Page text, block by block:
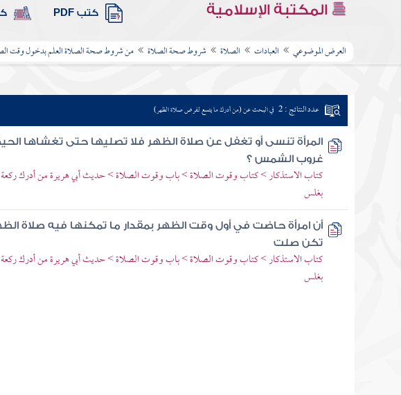
المكتبة الإسلامية كتب PDF
العرض الموضوعي العبادات الصلاة شروط صحة الصلاة من شروط صحة الصلاة العلم بدخول وقت
عدد النتائج : 2 في البحث عن (من أدرك ما يتسع لفرض صلاة الظهر)
المرأة تنسى أو تغفل عن صلاة الظهر فلا تصليها حتى تغشاها
غروب الشمس ؟
كتاب الاستذكار > كتاب وقوت الصلاة > باب وقوت الصلاة > حديث أبي هريرة من أدرك
بغلس
أن امرأة حاضت في أول وقت الظهر بمقدار ما تمكنها فيه صلاة
تكن صلت
كتاب الاستذكار > كتاب وقوت الصلاة > باب وقوت الصلاة > حديث أبي هريرة من أدرك
بغلس